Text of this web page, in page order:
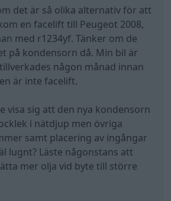
att dom mäter olika bara.. för
nummrena så står det att den
det är så olika alternativ för att
en facelift till Peugeot 2008,
med r1234yf. Tänker om de
på kondensorn då. Min bil är
någon månad innan
är inte facelift.
visa sig att den nya kondensorn
i nätdjup men övriga
samt placering av ingångar
lugnt? Läste någonstans att
mer olja vid byte till större